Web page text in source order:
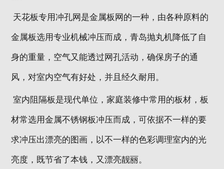
天花板专用冲孔网是金属板网的一种，由各种原料的
金属板选用专业机械冲压而成，青岛抛丸机降低了自
身的重量，空气又能透过网孔活动，确保房子的通
风，对室内空气有好处，并且经久耐用。
室内阻隔板是现代单位，家庭装修中常用的板材，板
材常选用金属不锈钢板冲压而成，可依据不一样的要
求冲压出漂亮的图画，以不一样的色彩调理室内的光
亮度，既节省了本钱，又漂亮靓丽。